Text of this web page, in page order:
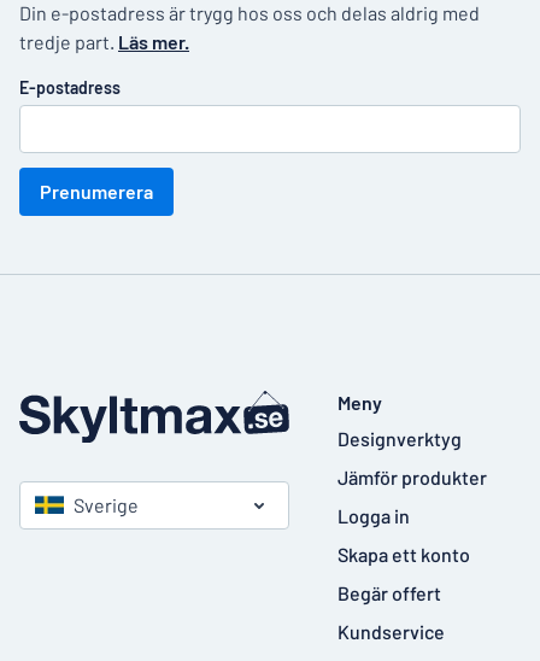
Din e-postadress är trygg hos oss och delas aldrig med
tredje part. Läs mer.
E-postadress
Prenumerera
Sverige
Meny
Designverktyg
Jämför produkter
Logga in
Skapa ett konto
Begär offert
Kundservice